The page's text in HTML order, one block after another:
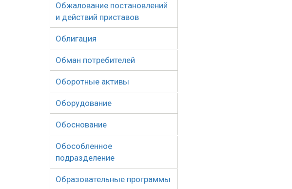
Обжалование постановлений
и действий приставов
Облигация
Обман потребителей
Оборотные активы
Оборудование
Обоснование
Обособленное
подразделение
Образовательные программы